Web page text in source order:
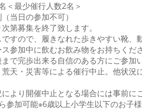
＜最少催行人数2名＞
当日の参加不可）
第募集を終了致します。
すので、履きなれた歩きやすい靴、
参加中に飲むお飲み物をお持ちくださ
で完歩出来る自信のある方にご参加
天・災害等による催行中止。他状況
より開催中止となる場合には事前に
参加可能※6歳以上小学生以下のお子